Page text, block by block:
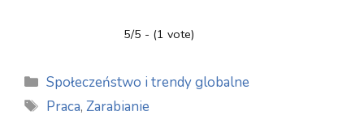
5/5 - (1 vote)
Kategorie
Społeczeństwo i trendy globalne
Tagi
Praca,Zarabianie